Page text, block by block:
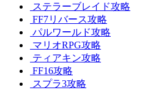
ステラーブレイド攻略
FF7リバース攻略
パルワールド攻略
マリオRPG攻略
ティアキン攻略
FF16攻略
スプラ3攻略